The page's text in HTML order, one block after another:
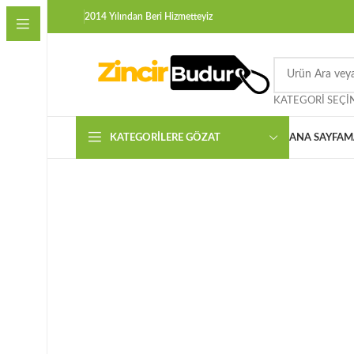
2014 Yılından Beri Hizmetteyiz
KATEGORI
KATEGORILERE GÖZAT ANA SAYFA